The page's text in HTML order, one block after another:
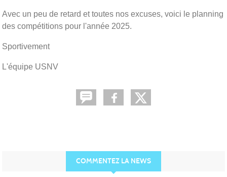
Avec un peu de retard et toutes nos excuses, voici le planning
des compétitions pour l'année 2025.
Sportivement
L'équipe USNV
COMMENTEZ LA NEWS